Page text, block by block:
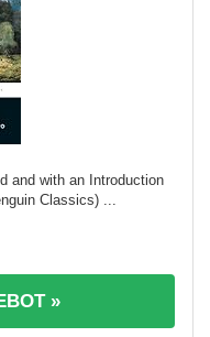
and with an Introduction
Classics) ...
»